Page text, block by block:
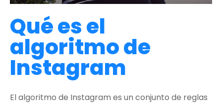
Qué es el
algoritmo de
Instagram
El algoritmo de Instagram es un conjunto de reglas